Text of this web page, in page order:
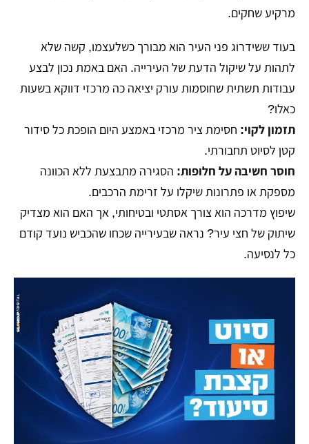
מרקיע שחקים.
בעוד ששידרוג פני העיר הוא מבורך כשלעצמו, קשה שלא
לתהות עלשיקול הדעת של העירייה. האם באמת נכון לבצע
עבודות תשתית שחוסמות עורק יציאה כה מרכזי דווקא בשעות
כאלו?
תזמון לקוי: חסימת ציר מרכזי באמצע היום הופכת כל סידור
קטן לסיוט תחבורתי.
חוסר חשיבה על חלופות: הסגירה מתבצעת ללא הכוונה
מספקת או פתרונות שיקלו על זרימת הרכבים.
שיפוץ מדרכה הוא צורך אסתטי ובטיחותי, אך האם הוא מצדיק
שיתוק של חצי עיר? נראה שבעירייה שכחו שהכביש נועד קודם
כל לנסיעה.